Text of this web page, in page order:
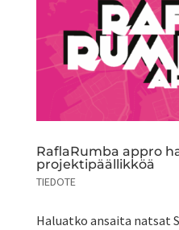
RaflaRumba appro
projektipäällikköä
TIEDOTE
Haluatko ansaita natsat